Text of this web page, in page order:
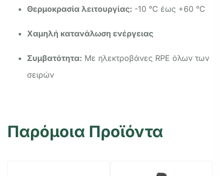
Θερμοκρασία λειτουργίας: -10 °C έως +60 °C
Χαμηλή κατανάλωση ενέργειας
Συμβατότητα: Με ηλεκτροβάνες RPE όλων των
σειρών
Παρόμοια Προϊόντα